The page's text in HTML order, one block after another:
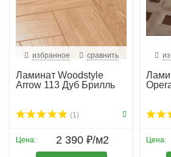
избранное сравнить
Ламинат Woodstyle
Arrow 113 Дуб Брилль
(1)
Цена: 2 390 ₽/м2 Цена: